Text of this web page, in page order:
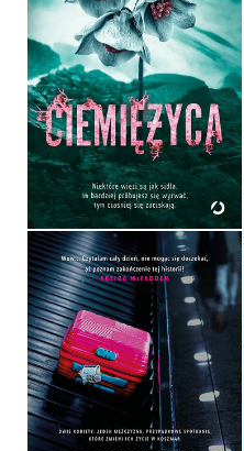
CIEMIĘŻYCA
MARIA GĄSIENICA
ZAWADZKA
OPRAWA MIĘKKA
54,99 ZŁ
WYJAZD SŁUŻBOWY
JESSIE GARCIA
OPRAWA MIĘKKA